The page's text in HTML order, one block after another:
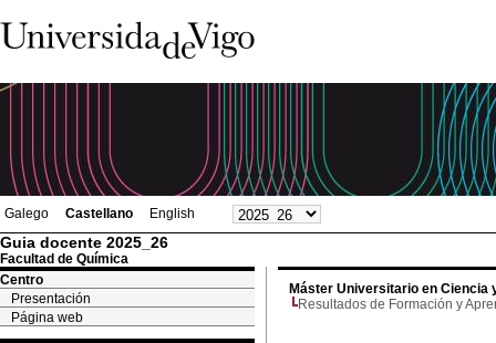
Galego Castellano English
Guia docente 2025_26
Facultad de Química
Centro
Presentación
Página web
Máster Universitario en Ciencia
Resultados de Formación y